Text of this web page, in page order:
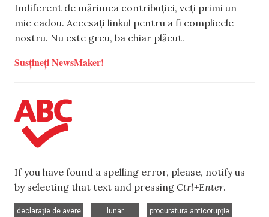
Indiferent de mărimea contribuției, veți primi un
mic cadou. Accesați linkul pentru a fi complicele
nostru. Nu este greu, ba chiar plăcut.
Susțineți NewsMaker!
If you have found a spelling error, please, notify us
by selecting that text and pressing Ctrl+Enter.
declarație de avere
lunar
procuratura anticorupție